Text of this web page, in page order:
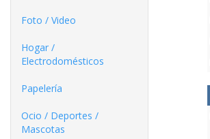
Foto / Video
Hogar /
Electrodomésticos
Papelería
Ocio / Deportes /
Mascotas